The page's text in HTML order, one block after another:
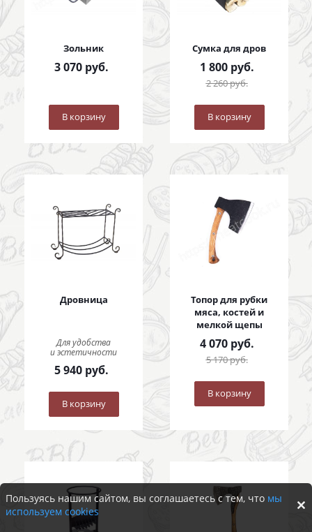
Зольник
3 070руб.
В корзину
Сумка для дров
1 800руб.
2 260руб.
В корзину
Дровница
Для удобства
и эстетичности
5 940руб.
В корзину
Топор для рубки
мяса, костей и
мелкой щепы
4 070руб.
5 170руб.
В корзину
Пользуясь нашим сайтом, вы соглашаетесь с тем, что мы
используем cookies